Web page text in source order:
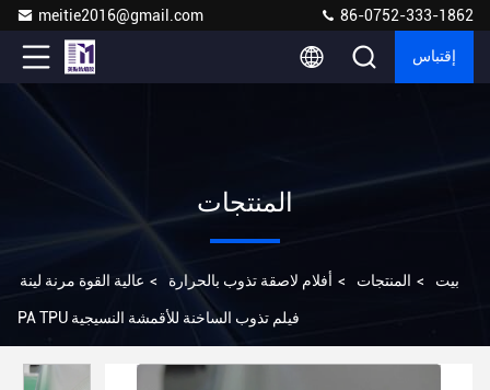
meitie2016@gmail.com 86-0752-333-1862
إقتباس
المنتجات
بيت > المنتجات > أفلام لاصقة تذوب بالحرارة > عالية القوة مرنة لينة
PA TPU فيلم تذوب الساخنة للأقمشة النسيجية